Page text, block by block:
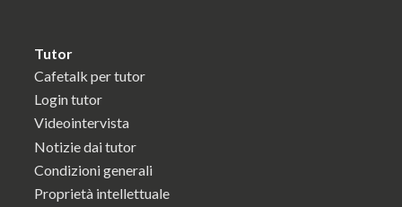
Tutor
Cafetalk per tutor
Login tutor
Videointervista
Notizie dai tutor
Condizioni generali
Proprietà intellettuale